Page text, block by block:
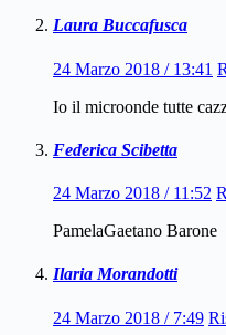
Laura Buccafusca
24 Marzo 2018 / 13:41
Io il microonde tutte
Federica Scibetta
24 Marzo 2018 / 11:52
PamelaGaetano Barone
Ilaria Morandotti
24 Marzo 2018 / 7:49